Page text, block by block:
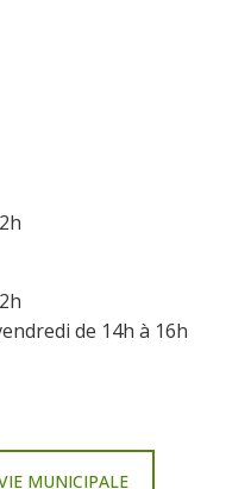
de 14h à 16h
MUNICIPALE